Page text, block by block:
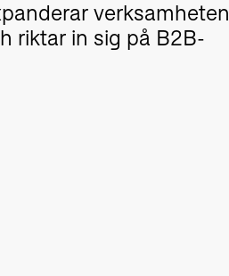
verksamheten
riktar in sig på B2B-